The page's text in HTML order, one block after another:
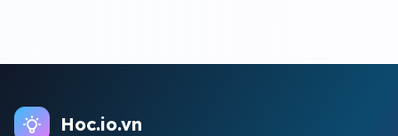
Hoc.io.vn